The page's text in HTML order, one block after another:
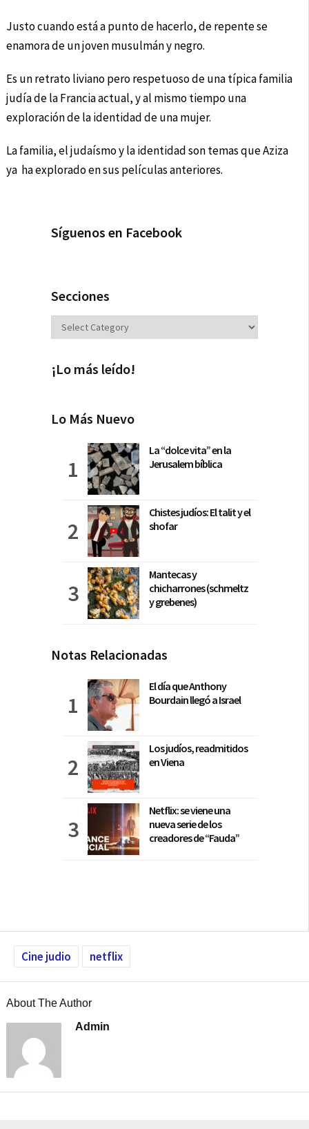
Justo cuando está a punto de hacerlo, de repente se
enamora de un joven musulmán y negro.
Es un retrato liviano pero respetuoso de una típica familia
judía de la Francia actual, y al mismo tiempo una
exploración de la identidad de una mujer.
La familia, el judaísmo y la identidad son temas que Aziza
ya ha explorado en sus películas anteriores.
Síguenos en Facebook
Secciones
Secciones
¡Lo más leído!
Lo Más Nuevo
La “dolce vita” en la
Jerusalem bíblica
Chistes judíos: El talit y el
shofar
Mantecas y
chicharrones (schmeltz
y grebenes)
Notas Relacionadas
El día que Anthony
Bourdain llegó a Israel
Los judíos, readmitidos
en Viena
Netflix: se viene una
nueva serie de los
creadores de “Fauda”
Cine judio netflix
About The Author
Admin